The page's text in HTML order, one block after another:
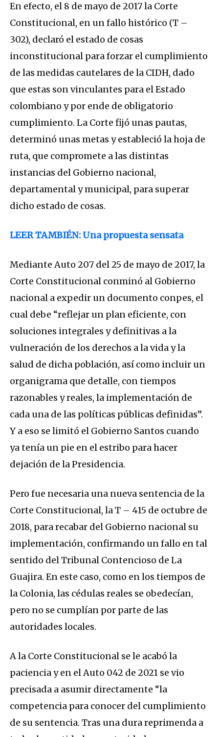
En efecto, el 8 de mayo de 2017 la Corte
Constitucional, en un fallo histórico (T –
302), declaró el estado de cosas
inconstitucional para forzar el cumplimiento
de las medidas cautelares de la CIDH, dado
que estas son vinculantes para el Estado
colombiano y por ende de obligatorio
cumplimiento. La Corte fijó unas pautas,
determinó unas metas y estableció la hoja de
ruta, que compromete a las distintas
instancias del Gobierno nacional,
departamental y municipal, para superar
dicho estado de cosas.
LEER TAMBIÉN: Una propuesta sensata
Mediante Auto 207 del 25 de mayo de 2017, la
Corte Constitucional conminó al Gobierno
nacional a expedir un documento conpes, el
cual debe “reflejar un plan eficiente, con
soluciones integrales y definitivas a la
vulneración de los derechos a la vida y la
salud de dicha población, así como incluir un
organigrama que detalle, con tiempos
razonables y reales, la implementación de
cada una de las políticas públicas definidas”.
Y a eso se limitó el Gobierno Santos cuando
ya tenía un pie en el estribo para hacer
dejación de la Presidencia.
Pero fue necesaria una nueva sentencia de la
Corte Constitucional, la T – 415 de octubre de
2018, para recabar del Gobierno nacional su
implementación, confirmando un fallo en tal
sentido del Tribunal Contencioso de La
Guajira. En este caso, como en los tiempos de
la Colonia, las cédulas reales se obedecían,
pero no se cumplían por parte de las
autoridades locales.
A la Corte Constitucional se le acabó la
paciencia y en el Auto 042 de 2021 se vio
precisada a asumir directamente “la
competencia para conocer del cumplimiento
de su sentencia. Tras una dura reprimenda a